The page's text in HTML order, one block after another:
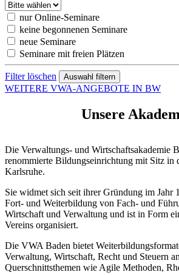
nur Online-Seminare
keine begonnenen Seminare
neue Seminare
Seminare mit freien Plätzen
Filter löschen
WEITERE VWA-ANGEBOTE IN BW
Unsere
Die Verwaltungs- und Wirtschaftsakademie
renommierte Bildungseinrichtung mit Sitz in
Karlsruhe.
Sie widmet sich seit ihrer Gründung im Jahr
Fort- und Weiterbildung von Fach- und
Wirtschaft und Verwaltung und ist in Form
Vereins organisiert.
Die VWA Baden bietet
Verwaltung, Wirtschaft, Recht und Steuern
Querschnittsthemen wie Agile Methoden,